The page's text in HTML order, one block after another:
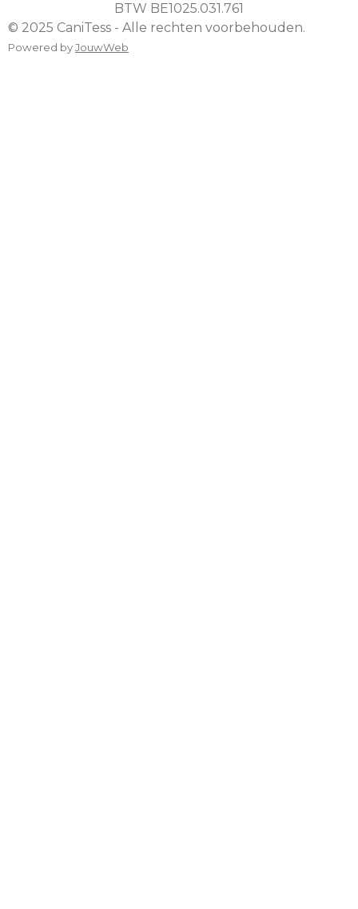
BTW BE1025.031.761
© 2025 CaniTess - Alle rechten voorbehouden.
Powered byJouwWeb